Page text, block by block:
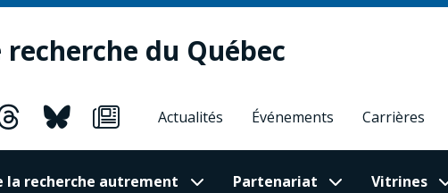
recherche du Québec
Actualités Événements Carrières
la recherche autrement Partenariat Vitrines